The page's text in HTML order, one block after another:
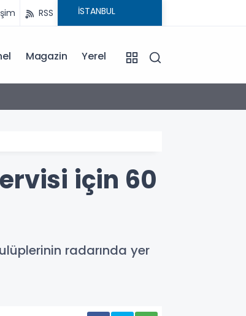
RSS
Magazin Yerel
için 60
radarında yer